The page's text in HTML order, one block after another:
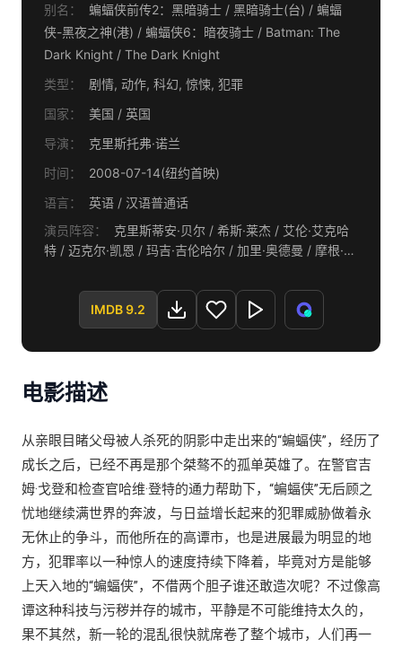
别名：
蝙蝠侠前传2：黑暗骑士 / 黑暗骑士(台) / 蝙蝠
侠-黑夜之神(港) / 蝙蝠侠6：暗夜骑士 / Batman: The
Dark Knight / The Dark Knight
类型：
剧情, 动作, 科幻, 惊悚, 犯罪
国家：
美国 / 英国
导演：
克里斯托弗·诺兰
时间：
2008-07-14(纽约首映)
语言：
英语 / 汉语普通话
演员阵容：
克里斯蒂安·贝尔 / 希斯·莱杰 / 艾伦·艾克哈
特 / 迈克尔·凯恩 / 玛吉·吉伦哈尔 / 加里·奥德曼 / 摩根·弗
科斯特 / 安东尼·迈克尔·豪尔 / 基斯·斯扎拉巴基克 / 柯林·
麦克法兰 / 约书亚·哈尔托 / 美琳达·麦格劳 / 内森·甘宝 /
迈克尔·维约 / 迈克尔·斯托扬诺夫 / 威廉·斯米利 / 丹尼·高
米基·欧拉乌米 / 格雷格·比姆 / 爱利克·赫尔曼 / 毕崔斯·罗
IMDB 9.2
电影描述
从亲眼目睹父母被人杀死的阴影中走出来的“蝙蝠侠”，经历了
成长之后，已经不再是那个桀骜不的孤单英雄了。在警官吉
姆·戈登和检查官哈维·登特的通力帮助下，“蝙蝠侠”无后顾之
忧地继续满世界的奔波，与日益增长起来的犯罪威胁做着永
无休止的争斗，而他所在的高谭市，也是进展最为明显的地
方，犯罪率以一种惊人的速度持续下降着，毕竟对方是能够
上天入地的“蝙蝠侠”，不借两个胆子谁还敢造次呢？不过像高
谭这种科技与污秽并存的城市，平静是不可能维持太久的，
果不其然，新一轮的混乱很快就席卷了整个城市，人们再一